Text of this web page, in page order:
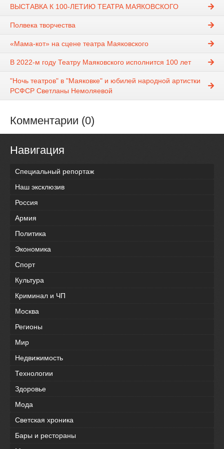
ВЫСТАВКА К 100-ЛЕТИЮ ТЕАТРА МАЯКОВСКОГО
Полвека творчества
«Мама-кот» на сцене театра Маяковского
В 2022-м году Театру Маяковского исполнится 100 лет
"Ночь театров" в "Маяковке" и юбилей народной артистки
РСФСР Светланы Немоляевой
Комментарии (0)
Навигация
Специальный репортаж
Наш эксклюзив
Россия
Армия
Политика
Экономика
Спорт
Культура
Криминал и ЧП
Москва
Регионы
Мир
Недвижимость
Технологии
Здоровье
Мода
Светская хроника
Бары и рестораны